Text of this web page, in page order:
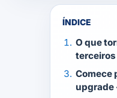
ÍNDICE
O que
terceiros
Comece
upgrade